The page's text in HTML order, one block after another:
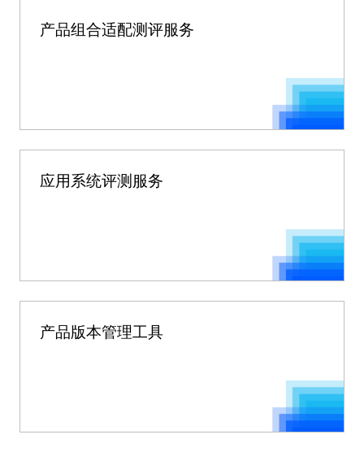
产品组合适配测评服务
应用系统评测服务
产品版本管理工具